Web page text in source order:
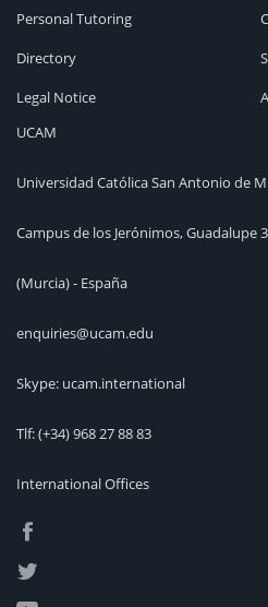
Personal Tutoring
Directory
Legal Notice
UCAM
Universidad Católica San Antonio de
Campus de los Jerónimos, Guadalupe
(Murcia) - España
enquiries@ucam.edu
Skype: ucam.international
Tlf:(+34) 968 27 88 83
International Offices